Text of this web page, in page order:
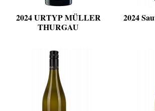
2024 URTYP MÜLLER
THURGAU
2024